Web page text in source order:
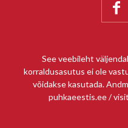

See veebileht
korraldusasutus ei ole
võidakse kasutada.
puhkaeestis.ee /